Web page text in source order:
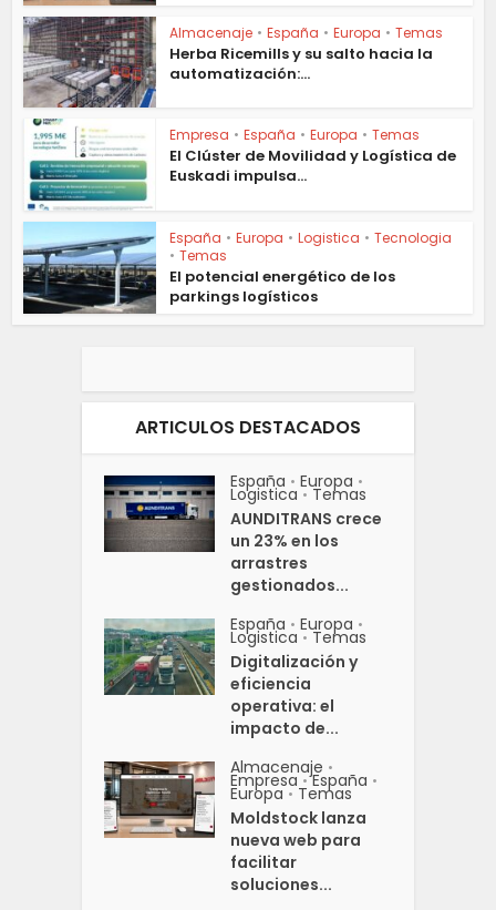
Almacenaje • España • Europa • Temas
Herba Ricemills y su salto hacia la
automatización:...
Empresa • España • Europa • Temas
El Clúster de Movilidad y Logística de
Euskadi impulsa...
España • Europa • Logistica • Tecnologia
• Temas
El potencial energético de los
parkings logísticos
ARTICULOS DESTACADOS
España • Europa •
Logistica • Temas
AUNDITRANS crece
un 23% en los
arrastres
gestionados...
España • Europa •
Logistica • Temas
Digitalización y
eficiencia
operativa: el
impacto de...
Almacenaje •
Empresa • España •
Europa • Temas
Moldstock lanza
nueva web para
facilitar
soluciones...